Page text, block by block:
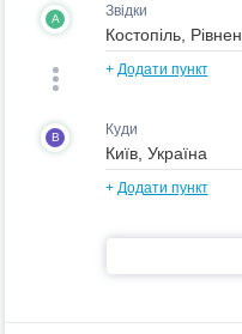
A Звідки
+ Додати пункт
B Куди
+ Додати пункт